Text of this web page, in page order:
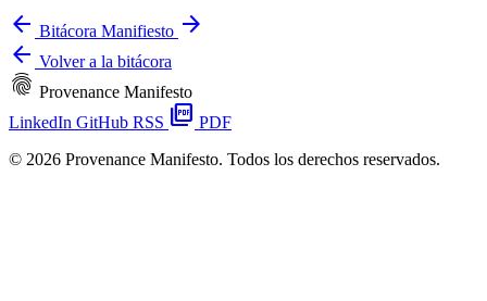
arrow_back Bitácora Manifiesto arrow_forward
arrow_back Volver a la bitácora
fingerprint Provenance Manifesto
LinkedIn GitHub RSS picture_as_pdf PDF
© 2026 Provenance Manifesto. Todos los derechos reservados.